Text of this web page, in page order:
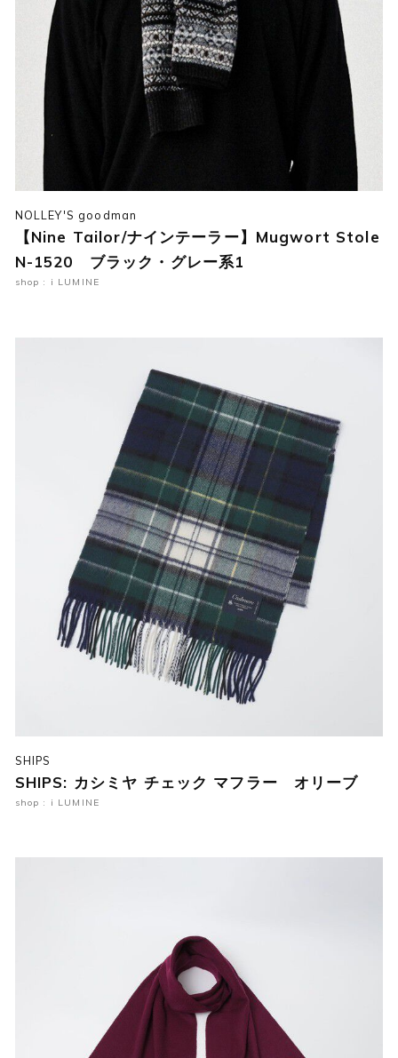
NOLLEY'S goodman
【Nine Tailor/ナインテーラー】Mugwort Stole
N-1520 ブラック・グレー系1
shop : i LUMINE
SHIPS
SHIPS: カシミヤ チェック マフラー オリーブ
shop : i LUMINE